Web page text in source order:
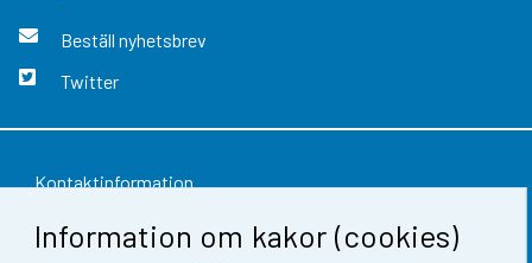
Information om kakor (cookies)
Beställ nyhetsbrev
Twitter
Kontaktinformation
Respons